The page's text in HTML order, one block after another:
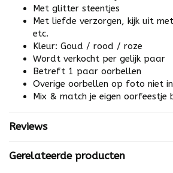
Met glitter steentjes
Met liefde verzorgen, kijk uit
etc.
Kleur: Goud / rood / roze
Wordt verkocht per gelijk paar
Betreft 1 paar oorbellen
Overige oorbellen op foto niet
Mix & match je eigen oorfeestje
Reviews
Gerelateerde producten